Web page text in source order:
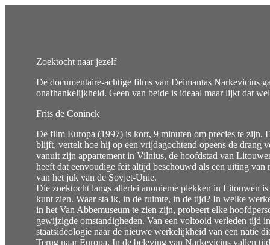
Zoektocht naar jezelf
De documentaire-achtige films van Deimantas Narkevicius
onafhankelijkheid. Geen van beide is ideaal maar lijkt dat wel
Frits de Coninck
De film Europa (1997) is kort, 9 minuten om precies te zijn.
blijft, vertelt hoe hij op een vrijdagochtend opeens de drang
vanuit zijn appartement in Vilnius, de hoofdstad van
heeft dat eenvoudige feit altijd beschouwd als een uiting
van het juk van de Sovjet-Unie.
Die zoektocht langs allerlei anonieme plekken in Litouwen
kunt zien. Waar sta ik, in de ruimte, in de tijd? In welke
in het Van Abbemuseum te zien zijn, probeert elke
gewijzigde omstandigheden. Van een voltooid verleden tijd
staatsideologie naar de nieuwe werkelijkheid van een natie
Terug naar Europa. In de beleving van Narkevicius vallen